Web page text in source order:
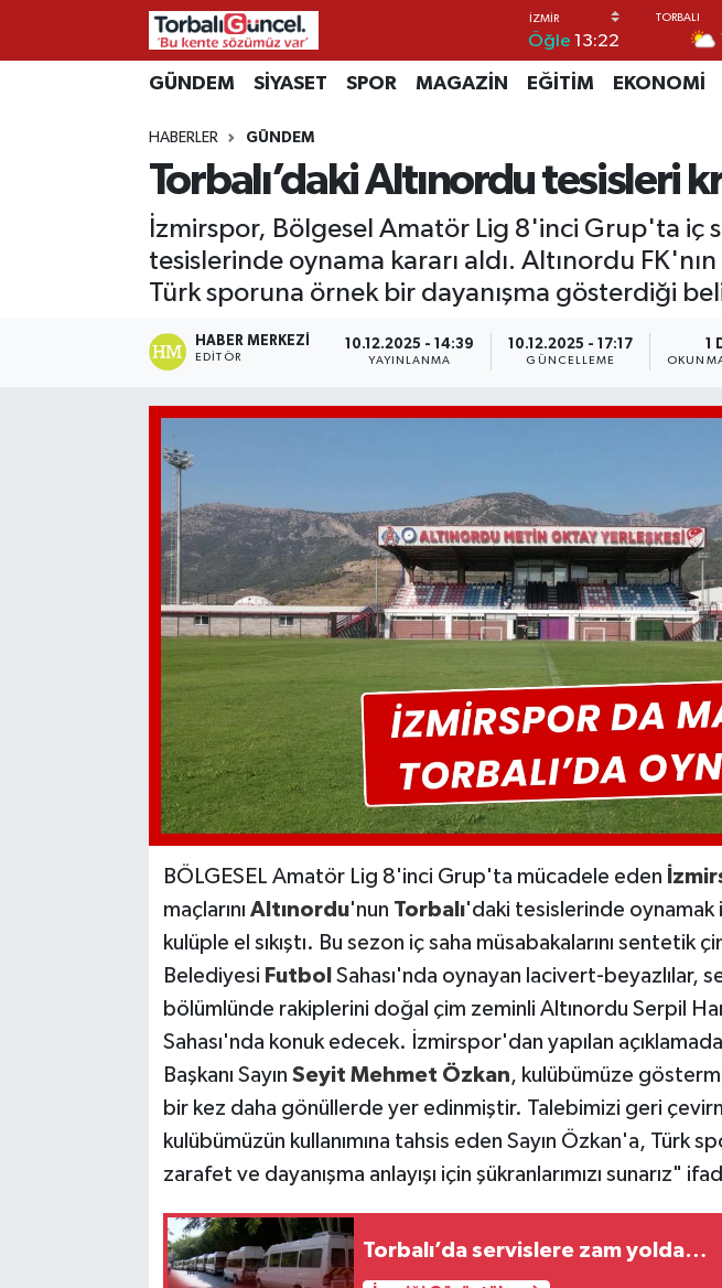
Öğle 13:22
GÜNDEM SİYASET SPOR MAGAZİN EĞİTİM EKONOMİ
HABERLER GÜNDEM
Torbalı’daki Altınordu tesisleri
İzmirspor, Bölgesel Amatör Lig 8'inci Grup'ta iç
tesislerinde oynama kararı aldı. Altınordu
Türk sporuna örnek bir dayanışma gösterdiği
HABER MERKEZI
EDITÖR
10.12.2025 - 14:39
YAYINLANMA
10.12.2025 - 17:17
GÜNCELLEME
1
BÖLGESEL Amatör Lig 8'inci Grup'ta mücadele eden
maçlarını Altınordu'nun Torbalı'daki tesislerinde oynamak
kulüple el sıkıştı. Bu sezon iç saha müsabakalarını sentetik
Belediyesi Futbol Sahası'nda oynayan lacivert-beyazlılar,
bölümlünde rakiplerini doğal çim zeminli Altınordu Serpil
Sahası'nda konuk edecek. İzmirspor'dan yapılan
Başkanı Sayın Seyit Mehmet Özkan, kulübümüze
bir kez daha gönüllerde yer edinmiştir. Talebimizi geri
kulübümüzün kullanımına tahsis eden Sayın Özkan'a, Türk
zarafet ve dayanışma anlayışı için şükranlarımızı sunarız"
Torbalı’da servislere zam yolda…
İzmir Nöbetçi Eczaneler
İzmir Hava Durumu
İzmir Namaz Vakitleri
İzmir Trafik Yoğunluk Haritası
Süper Lig Puan Durumu ve Fikstür
Tüm Manşetler
Son Dakika Haberleri